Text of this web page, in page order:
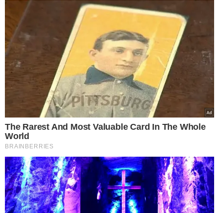
Isabella tinha apenas 5 anos quando foi morta pelo próprio pai e a
madrasta | FOTO: Arquivo pessoal
PROGRESSÃO CONTESTADA:A progressão foi
contestada pelo Ministério Público, resultando em novos
exames psicológicos. Condenado a 30 anos de prisão,
Nardoni já cumpriu o tempo mínimo exigido para a
progressão, conforme a lei. Apesar da decisão
favorável, o Ministério Público planeja recorrer.
RELEMBRE O CASO:A menina Isabella Nardoni tinha
apenas 5 anos quando foi encontrada morta após cair do